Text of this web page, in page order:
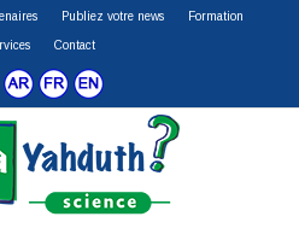
Publiez votre news Formation
Contact